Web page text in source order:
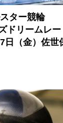
ター競輪
ドリームレー
日（金）佐世